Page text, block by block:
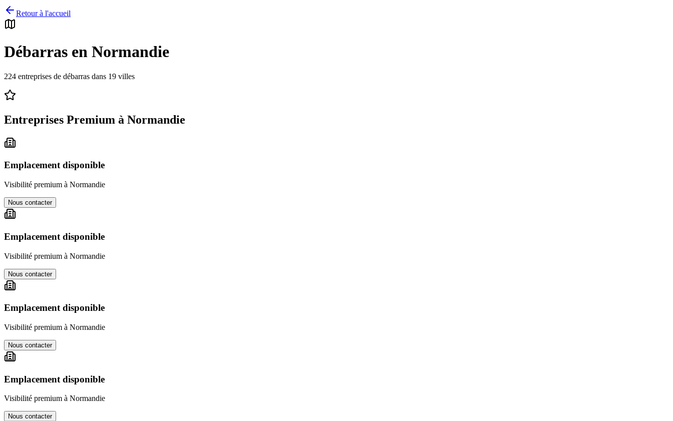
Retour à l'accueil
Débarras en Normandie
224 entreprises de débarras dans 19 villes
Entreprises Premium à Normandie
Emplacement disponible
Visibilité premium à Normandie
Nous contacter
Emplacement disponible
Visibilité premium à Normandie
Nous contacter
Emplacement disponible
Visibilité premium à Normandie
Nous contacter
Emplacement disponible
Visibilité premium à Normandie
Nous contacter